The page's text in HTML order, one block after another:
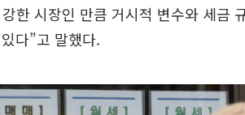
한 시장인 만큼 거시적 변수와 세금
다”고 말했다.